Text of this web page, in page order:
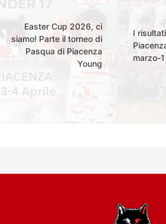
Easter Cup 2026, ci
siamo! Parte il torneo di
Pasqua di Piacenza
Young
I
marzo-